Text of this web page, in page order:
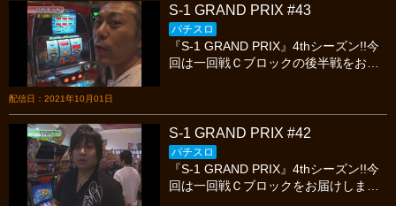
勝進出に向け、意地でも負けられない
パチスロ攻略マガジン攻略軍団『ウメ
ミア』、同じくパチスロ攻略マガジン
攻略軍団、ネギ坊のパチスロ最強伝説
げられる最高のスロットバトルを絶対
に見逃すな!!
配信日：2021年10月01日
S-1 GRAND PRIX #43
パチスロ
『S-1 GRAND PRIX』4thシーズン!!今
回は一回戦Ｃブロックの後半戦をお届
ぎる相手に喰らい付くは敗者復活戦を
怒涛の勢いで勝ち上がった『関口編集
長』。山は動くか、それとも不動か。
否応なしに期待感高ぶる一回戦ラスト
の戦い、果たしてどのような立ち回り
を繰り広げてくれるのでしょうか？今
S-1 GRAND PRIX #42
パチスロ
『S-1 GRAND PRIX』4thシーズン!!今
回は一回戦Ｃブロックをお届けします!!